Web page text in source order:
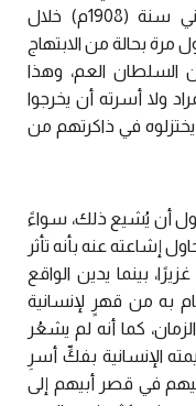
حتى قامت الثورة على عبدالحميد الثاني سنة (1908م) خلال
مرة بحالة من الابتهاج
العم، وهذا
ولا أسرته أن يخرجوا
في ذاكرتهم من
أن يُشيع ذلك، سواءً
إشاعته عنه بأنه تأثر
بينما يدين الواقع
به من قهرٍ لإنسانية
كما أنه لم يشعُر
الإنسانية بفكِّ أسرِ
في قصر أبيهم إلى